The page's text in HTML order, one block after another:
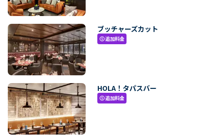
ブッチャーズカット
paid追加料金
HOLA！タパスバー
paid追加料金